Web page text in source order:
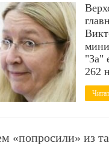
"За"
262
«попросили» из